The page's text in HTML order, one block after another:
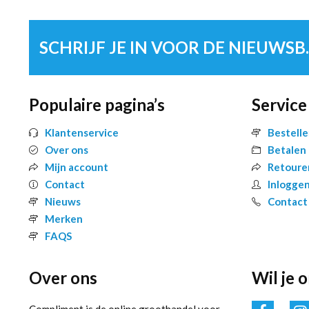
Populaire pagina’s
Klantenservice
Over ons
Mijn account
Contact
Nieuws
Merken
FAQS
Service
Betalen
Inloggen
Contact
Over ons Wil je